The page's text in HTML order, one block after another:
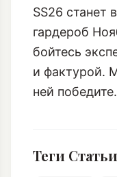
SS26 станет
гардероб
бойтесь
и фактурой.
ней победите.
Теги Статьи